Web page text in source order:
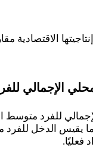
الاقتصادية
الإجمالي
للفرد متوسط
يقيس الدخل
فعليًا.